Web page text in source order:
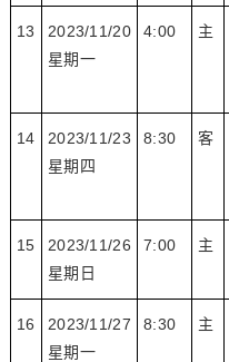
13
2023/11/20
星期一
4:00 主
14
2023/11/23
星期四
8:30 客
15
2023/11/26
星期日
7:00 主
16
2023/11/27
星期一
8:30 主